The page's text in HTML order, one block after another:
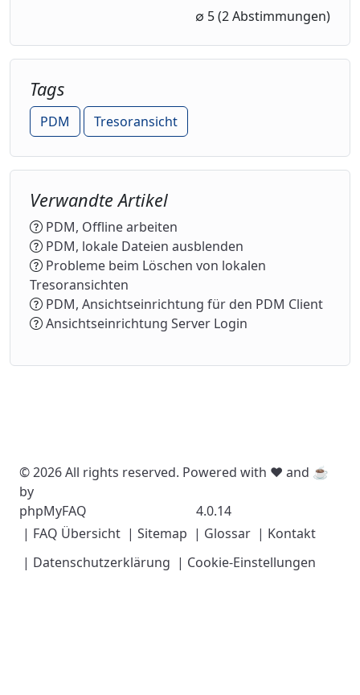
2 Stars3 Stars
4 Stars
5 Stars
∅ 5(2 Abstimmungen)
Tags
PDM Tresoransicht
Verwandte Artikel
PDM, Offline arbeiten
PDM, lokale Dateien ausblenden
Probleme beim Löschen von lokalen
Tresoransichten
PDM, Ansichtseinrichtung für den PDM Client
Ansichtseinrichtung Server Login
© 2026 All rights reserved. Powered with ❤️ and ☕️
by
phpMyFAQ
4.0.14
| FAQ Übersicht | Sitemap | Glossar | Kontakt
| Datenschutzerklärung | Cookie-Einstellungen